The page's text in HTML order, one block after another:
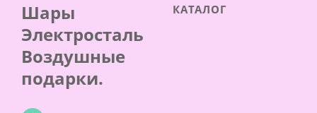
Шары
Электросталь
Воздушные
подарки.
КАТАЛОГ